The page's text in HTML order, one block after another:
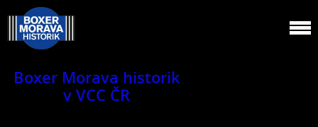
Boxer Morava historik
v VCC ČR
Jsme klub veteránů.